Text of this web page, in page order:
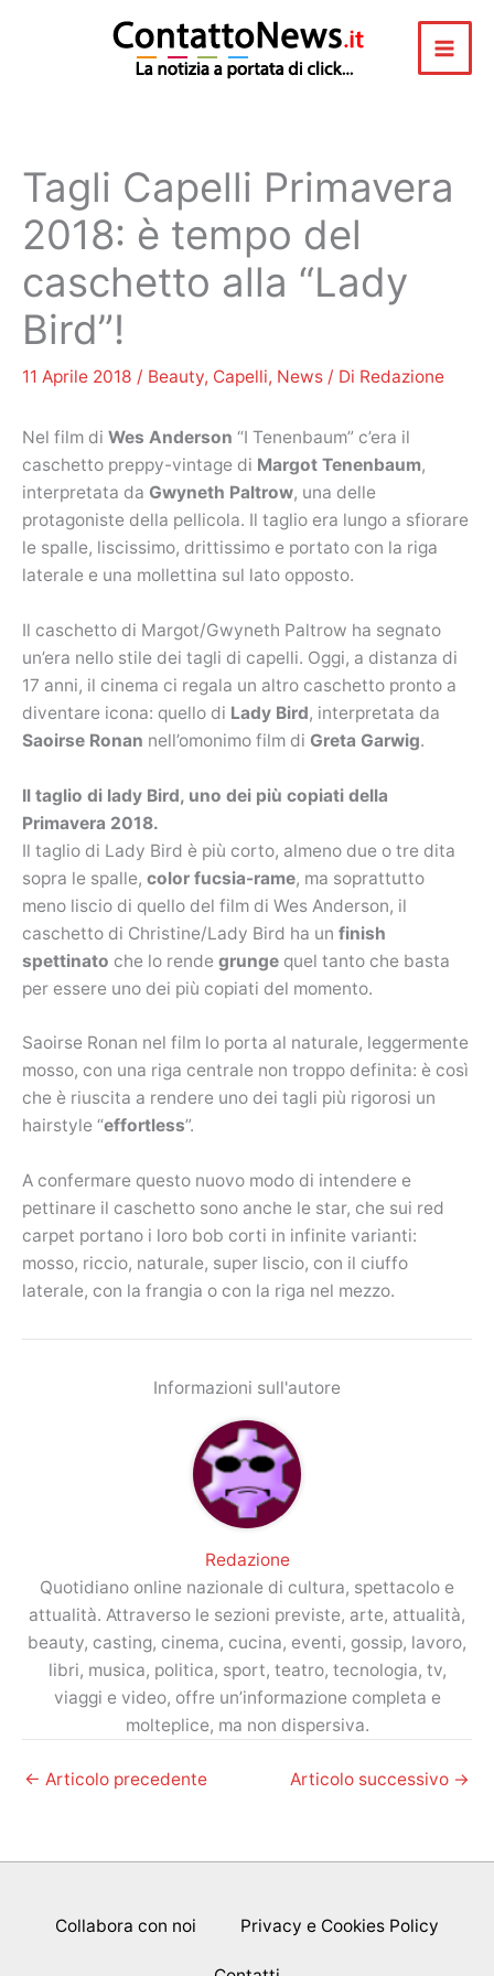
Tagli Capelli Primavera
2018: è tempo del
caschetto alla “Lady
Bird”!
11 Aprile 2018 / Beauty, Capelli, News / Di Redazione
Nel film di Wes Anderson “I Tenenbaum” c’era il
caschetto preppy-vintage di Margot Tenenbaum,
interpretata da Gwyneth Paltrow, una delle
protagoniste della pellicola. Il taglio era lungo a sfiorare
le spalle, liscissimo, drittissimo e portato con la riga
laterale e una mollettina sul lato opposto.
Il caschetto di Margot/Gwyneth Paltrow ha segnato
un’era nello stile dei tagli di capelli. Oggi, a distanza di
17 anni, il cinema ci regala un altro caschetto pronto a
diventare icona: quello di Lady Bird, interpretata da
Saoirse Ronan nell’omonimo film di Greta Garwig.
Il taglio di lady Bird, uno dei più copiati della
Primavera 2018.
Il taglio di Lady Bird è più corto, almeno due o tre dita
sopra le spalle, color fucsia-rame, ma soprattutto
meno liscio di quello del film di Wes Anderson, il
caschetto di Christine/Lady Bird ha un finish
spettinato che lo rende grunge quel tanto che basta
per essere uno dei più copiati del momento.
Saoirse Ronan nel film lo porta al naturale, leggermente
mosso, con una riga centrale non troppo definita: è così
che è riuscita a rendere uno dei tagli più rigorosi un
hairstyle “effortless”.
A confermare questo nuovo modo di intendere e
pettinare il caschetto sono anche le star, che sui red
carpet portano i loro bob corti in infinite varianti:
mosso, riccio, naturale, super liscio, con il ciuffo
laterale, con la frangia o con la riga nel mezzo.
Informazioni sull'autore
Redazione
Quotidiano online nazionale di cultura, spettacolo e
attualità. Attraverso le sezioni previste, arte, attualità,
beauty, casting, cinema, cucina, eventi, gossip, lavoro,
libri, musica, politica, sport, teatro, tecnologia, tv,
viaggi e video, offre un’informazione completa e
molteplice, ma non dispersiva.
← Articolo precedente Articolo successivo →
Collabora con noi Privacy e Cookies Policy